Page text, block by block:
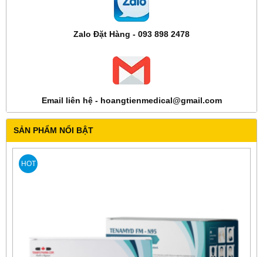
Zalo Đặt Hàng - 093 898 2478
Email liên hệ - hoangtienmedical@gmail.com
SẢN PHẨM NỔI BẬT
HOT